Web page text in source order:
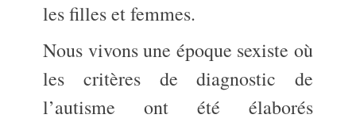
les filles et femmes.
Nous vivons une époque sexiste où
les critères de diagnostic de
l’autisme ont été élaborés